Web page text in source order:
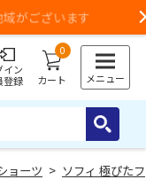
がございます
イン
登録
0
カート メニュー
ョーツ > ソフィ 極ぴたフ